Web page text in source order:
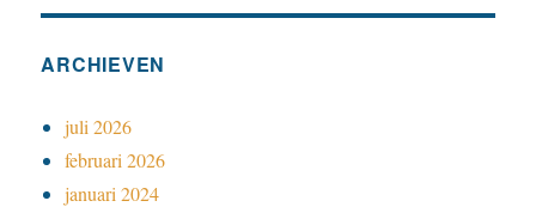
ARCHIEVEN
juli 2026
februari 2026
januari 2024